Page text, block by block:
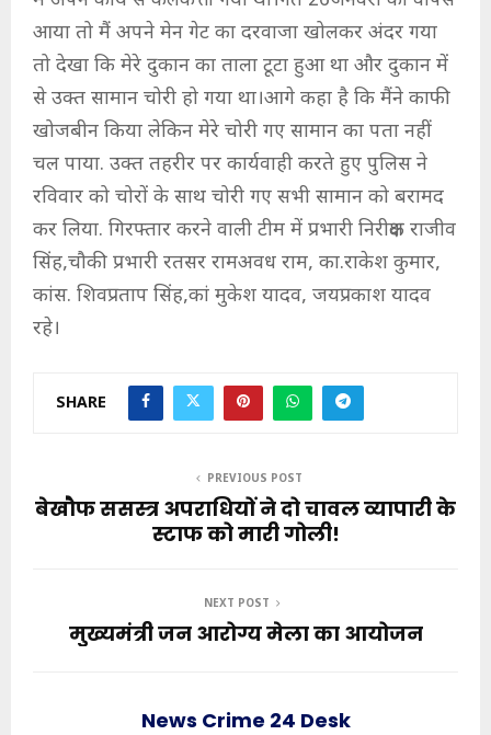
आया तो मैं अपने मेन गेट का दरवाजा खोलकर अंदर गया
तो देखा कि मेरे दुकान का ताला टूटा हुआ था और दुकान में
से उक्त सामान चोरी हो गया था।आगे कहा है कि मैंने काफी
खोजबीन किया लेकिन मेरे चोरी गए सामान का पता नहीं
चल पाया. उक्त तहरीर पर कार्यवाही करते हुए पुलिस ने
रविवार को चोरों के साथ चोरी गए सभी सामान को बरामद
कर लिया. गिरफ्तार करने वाली टीम में प्रभारी निरीक्षक राजीव
सिंह,चौकी प्रभारी रतसर रामअवध राम, का.राकेश कुमार,
कांस. शिवप्रताप सिंह,कां मुकेश यादव, जयप्रकाश यादव
रहे।
SHARE
PREVIOUS POST
बेखौफ ससस्त्र अपराधियों ने दो चावल व्यापारी के
स्टाफ को मारी गोली!
NEXT POST
मुख्यमंत्री जन आरोग्य मेला का आयोजन
News Crime 24 Desk